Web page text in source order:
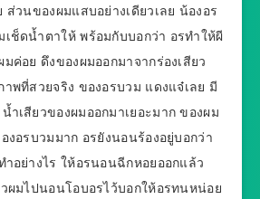
ส่วนของผมแสบอย่างเดียวเลย น้องอร
ช็ดน้ำตาให้ พร้อมกับบอกว่า อรทำให้ผี
ค่อย ดึงของผมออกมาจากร่องเสียว
พที่สวยจริง ของอรบวม แดงแจ๋เลย มี
ำเสียวของผมออกมาเยอะมาก ของผม
งอรบวมมาก อรยังนอนร้องอยู่บอกว่า
ำอย่างไร ให้อรนอนฉีกหอยออกแล้ว
ผมไปนอนโอบอรไว้บอกให้อรทนหน่อย